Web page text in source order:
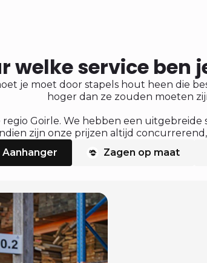
welke service ben
je moet door stapels hout heen die
hoger dan ze zouden moeten
Goirle. We hebben een
zijn onze prijzen altijd
Aanhanger
Zagen op maat